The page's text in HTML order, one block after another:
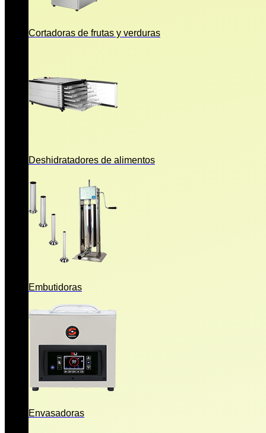
Cortadoras de frutas y verduras
Deshidratadores de alimentos
Embutidoras
Envasadoras